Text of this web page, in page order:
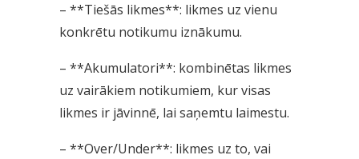
– **Tiešās likmes**: likmes uz vienu
konkrētu notikumu iznākumu.
– **Akumulatori**: kombinētas likmes
uz vairākiem notikumiem, kur visas
likmes ir jāvinnē, lai saņemtu laimestu.
– **Over/Under**: likmes uz to, vai